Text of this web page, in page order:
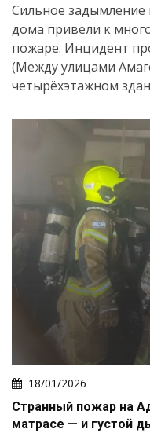
Сильное задымление
дома привели к
пожаре. Инцидент
(Между улицами
четырёхэтажном
18/01/2026
Странный пожар на
матрасе — и густой